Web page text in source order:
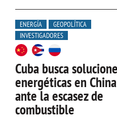
ENERGÍA
GEOPOLÍTICA
INVESTIGADORES
Cuba busca
energéticas en China
ante la escasez de
combustible